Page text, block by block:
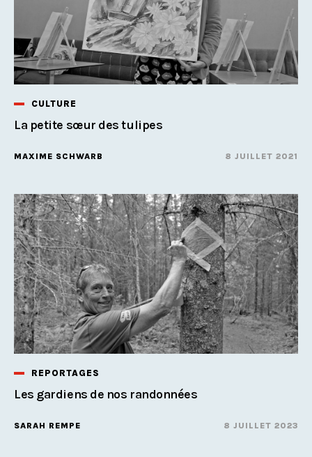
CULTURE
La petite sœur des tulipes
MAXIME SCHWARB 8 JUILLET 2021
REPORTAGES
Les gardiens de nos randonnées
SARAH REMPE 8 JUILLET 2023